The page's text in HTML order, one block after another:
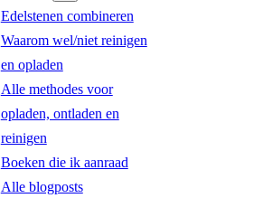
Edelstenen combineren
Waarom wel/niet reinigen
en opladen
Alle methodes voor
opladen, ontladen en
reinigen
Boeken die ik aanraad
Alle blogposts